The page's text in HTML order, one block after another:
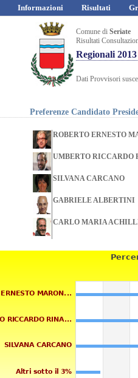
Informazioni Risultati
Comune di Seriate
Risultati
Regionali 2013
Dati Provvisori
Preferenze Candidato
ROBERTO ERNESTO
UMBERTO RICCARDO
SILVANA CARCANO
GABRIELE ALBERTINI
CARLO MARIA